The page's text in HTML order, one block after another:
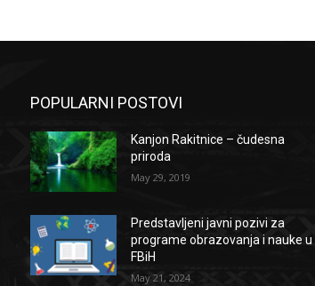
POPULARNI POSTOVI
Kanjon Rakitnice – čudesna
priroda
May 29, 2019
Predstavljeni javni pozivi za
programe obrazovanja i nauke u
FBiH
May 21, 2024